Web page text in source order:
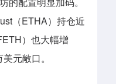
（ETHA）持仓近
）也大幅增
元敞口。